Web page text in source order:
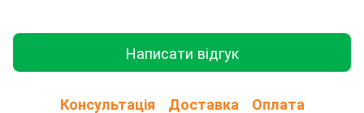
Написати відгук
Консультація Доставка Оплата